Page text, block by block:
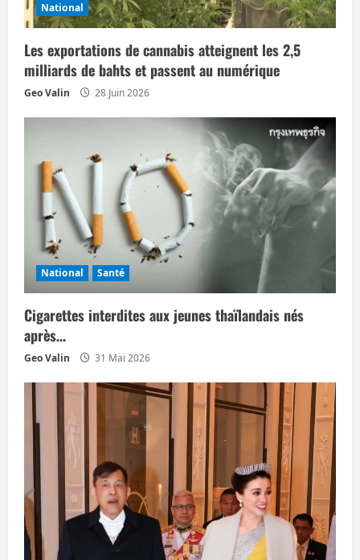
a
r
t
National
Les exportations de cannabis atteignent les 2,5
milliards de bahts et passent au numérique
Geo Valin 28 Juin 2026
National Santé
Cigarettes interdites aux jeunes thaïlandais nés
après…
Geo Valin 31 Mai 2026